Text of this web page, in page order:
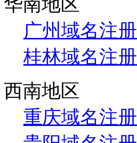
广州域名注册
桂林域名注册
西南地区
重庆域名注册